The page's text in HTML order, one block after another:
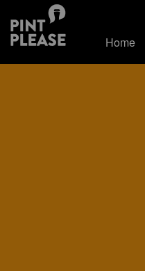
Home